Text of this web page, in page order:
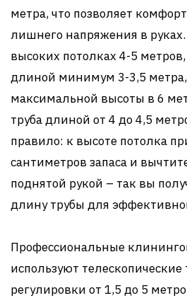
метра, что позволяет
лишнего напряжения в руках.
высоких потолках 4-5
длиной минимум 3-3,5
максимальной высоты в 6
труба длиной от 4 до 4,5
правило: к высоте потолка
сантиметров запаса и
поднятой рукой – так вы
длину трубы для
Профессиональные
используют
регулировки от 1,5 до 5